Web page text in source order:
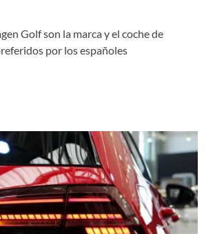
Golf son la marca y el coche de
por los españoles